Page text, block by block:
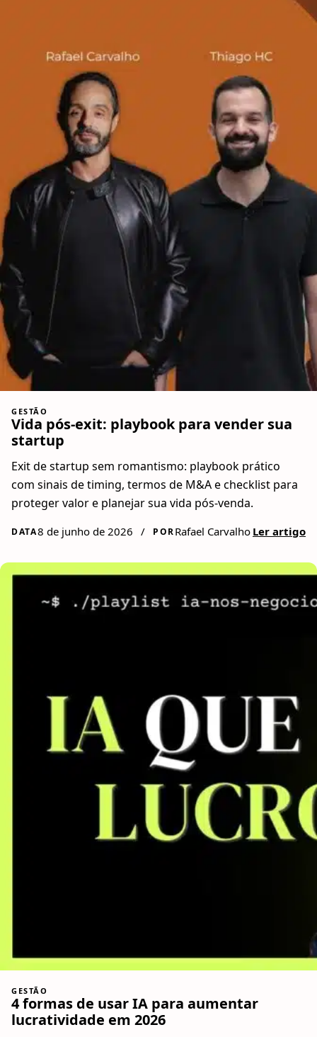
GESTÃO
Vida pós-exit: playbook para vender sua
startup
Exit de startup sem romantismo: playbook prático
com sinais de timing, termos de M&A e checklist para
proteger valor e planejar sua vida pós-venda.
DATA8 de junho de 2026 / PORRafael Carvalho Ler artigo
GESTÃO
4 formas de usar IA para aumentar
lucratividade em 2026